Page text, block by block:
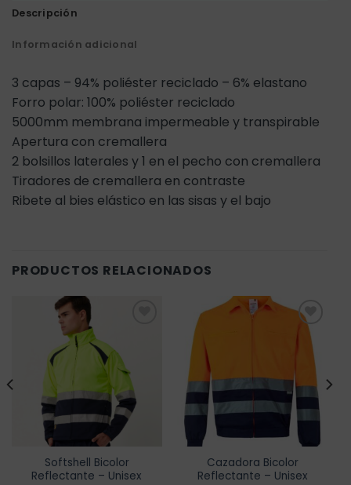
Descripción
Información adicional
3 capas – 94% poliéster reciclado – 6% elastano
Forro polar: 100% poliéster reciclado
5000mm membrana impermeable y transpirable
Apertura con cremallera
2 bolsillos laterales y 1 en el pecho con cremallera
Tiradores de cremallera en contraste
Ribete al bies elástico en las sisas y el bajo
PRODUCTOS RELACIONADOS
lista de
deseos
Softshell Bicolor
Reflectante – Unisex
Añadir
lista de
deseos
Cazadora Bicolor
Reflectante – Unisex